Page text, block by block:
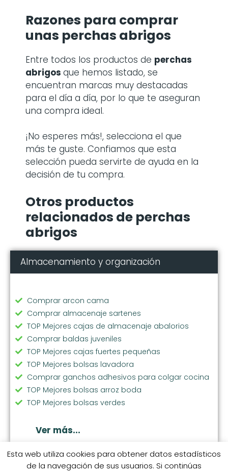
Razones para comprar
unas perchas abrigos
Entre todos los productos de perchas
abrigos que hemos listado, se
encuentran marcas muy destacadas
para el día a día, por lo que te aseguran
una compra ideal.
¡No esperes más!, selecciona el que
más te guste. Confiamos que esta
selección pueda servirte de ayuda en la
decisión de tu compra.
Otros productos
relacionados de perchas
abrigos
Almacenamiento y organización
Comprar arcon cama
Comprar almacenaje sartenes
TOP Mejores cajas de almacenaje abalorios
Comprar baldas juveniles
TOP Mejores cajas fuertes pequeñas
TOP Mejores bolsas lavadora
Comprar ganchos adhesivos para colgar cocina
TOP Mejores bolsas arroz boda
TOP Mejores bolsas verdes
Comprar bolsas ecologicas compra
Comprar perchas pantalones
TOP Mejores tendederos de madera
Ver más...
Esta web utiliza cookies para obtener datos estadísticos
de la navegación de sus usuarios. Si continúas